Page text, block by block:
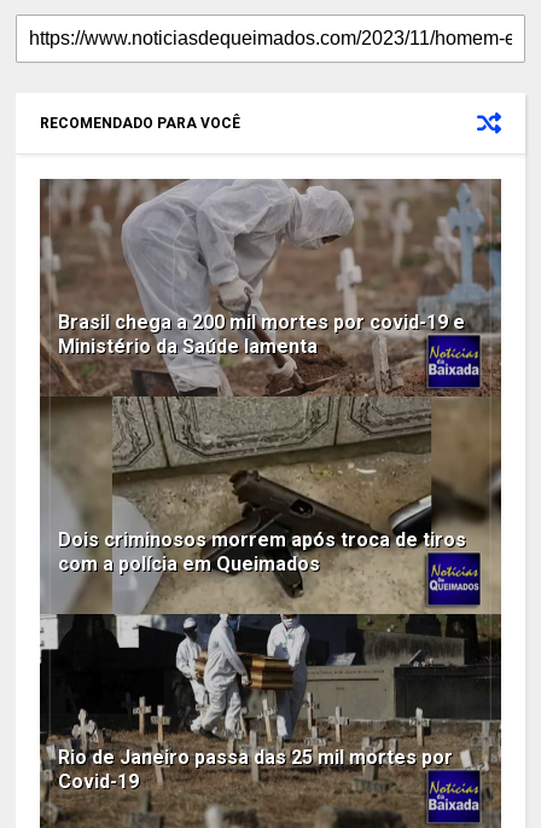
RECOMENDADO PARA VOCÊ
Brasil chega a 200 mil mortes por covid-19 e
Ministério da Saúde lamenta
Dois criminosos morrem após troca de tiros
com a polícia em Queimados
Rio de Janeiro passa das 25 mil mortes por
Covid-19